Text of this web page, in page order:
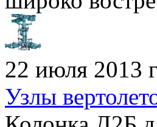
22 июля 2013
Узлы